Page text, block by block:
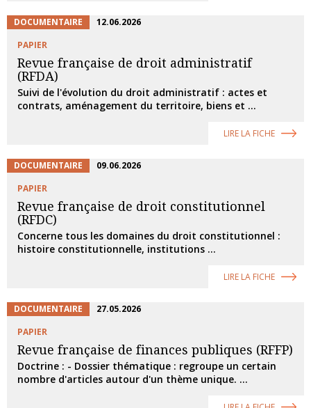
DOCUMENTAIRE
12.06.2026
PAPIER
Revue française de droit administratif
(RFDA)
Suivi de l'évolution du droit administratif : actes et
contrats, aménagement du territoire, biens et ...
LIRE LA FICHE
DOCUMENTAIRE
09.06.2026
PAPIER
Revue française de droit constitutionnel
(RFDC)
Concerne tous les domaines du droit constitutionnel :
histoire constitutionnelle, institutions ...
LIRE LA FICHE
DOCUMENTAIRE
27.05.2026
PAPIER
Revue française de finances publiques (RFFP)
Doctrine : - Dossier thématique : regroupe un certain
nombre d'articles autour d'un thème unique. ...